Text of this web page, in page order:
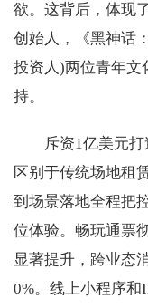
欲。这背后，体现
创始人，《黑神话
投资人)两位青年文
持。
斥资1亿美元
区别于传统场地租
到场景落地全程把
位体验。畅玩通票
显著提升，跨业态
0%。线上小程序和